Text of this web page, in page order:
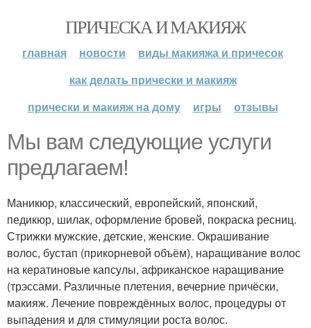
ПРИЧЕСКА И МАКИЯЖ
главная новости
виды макияжа и причесок
как делать прически и макияж
прически и макияж на дому
игры отзывы
Мы вам следующие услуги
предлагаем!
Маникюр, классический, европейский, японский,
педикюр, шилак, оформление бровей, покраска ресниц.
Стрижки мужские, детские, женские. Окрашивание
волос, бустап (прикорневой объём), наращивание волос
на кератиновые капсулы, африканское наращивание
(трэссами. Различные плетения, вечерние причёски,
макияж. Лечение повреждённых волос, процедуры от
выпадения и для стимуляции роста волос.